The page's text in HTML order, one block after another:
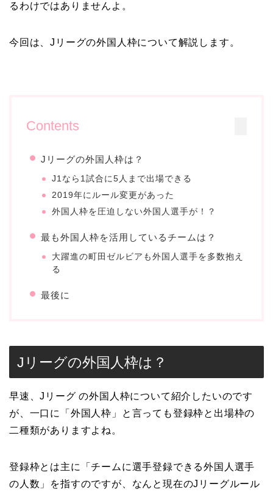
るわけではありませんよ。
今回は、Jリーグの外国人枠について解説します。
Contents
Jリーグの外国人枠は？
J1なら1試合に5人まで出場できる
2019年にルール変更があった
外国人枠を圧迫しない外国人選手が！？
最も外国人枠を活用しているチームは？
大躍進の町田ゼルビアも外国人選手を多数抱え
る
最後に
Jリーグの外国人枠は？
早速、Jリーグ の外国人枠について紹介したいのです
が、一口に「外国人枠」と言っても登録枠と出場枠の
二種類がありますよね。
登録枠とは主に「チームに選手登録できる外国人選手
の人数」を指すのですが、なんと現在のJリーグルール